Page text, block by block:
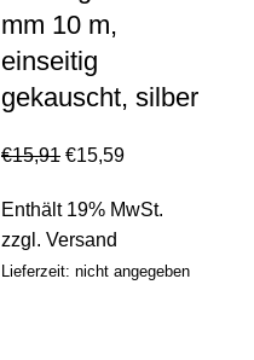
mm 10 m,
einseitig
gekauscht, silber
€15,91 €15,59
Enthält 19% MwSt.
zzgl. Versand
Lieferzeit: nicht angegeben